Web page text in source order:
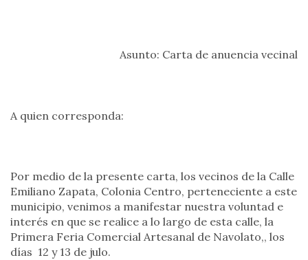
Asunto: Carta de anuencia vecinal
A quien corresponda:
Por medio de la presente carta, los vecinos de la Calle
Emiliano Zapata, Colonia Centro, perteneciente a este
municipio, venimos a manifestar nuestra voluntad e
interés en que se realice a lo largo de esta calle, la
Primera Feria Comercial Artesanal de Navolato,, los
días 12 y 13 de julo.